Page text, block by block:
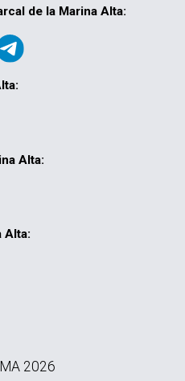
de la Marina Alta:
Alta:
Alta:
2026